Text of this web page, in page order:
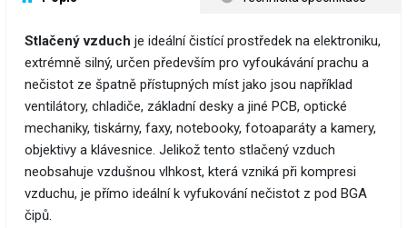
Stlačený vzduch je ideální čistící prostředek na elektroniku,
extrémně silný, určen především pro vyfoukávání prachu a
nečistot ze špatně přístupných míst jako jsou například
ventilátory, chladiče, základní desky a jiné PCB, optické
mechaniky, tiskárny, faxy, notebooky, fotoaparáty a kamery,
objektivy a klávesnice. Jelikož tento stlačený vzduch
neobsahuje vzdušnou vlhkost, která vzniká při kompresi
vzduchu, je přímo ideální k vyfukování nečistot z pod BGA
čipů.